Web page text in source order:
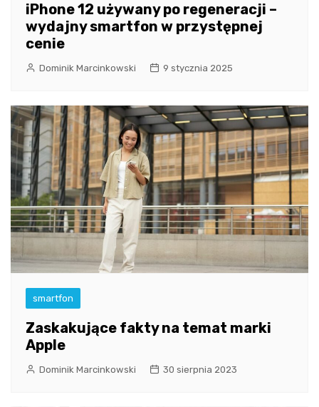
iPhone 12 używany po regeneracji –
wydajny smartfon w przystępnej
cenie
Dominik Marcinkowski 9 stycznia 2025
smartfon
Zaskakujące fakty na temat marki
Apple
Dominik Marcinkowski 30 sierpnia 2023